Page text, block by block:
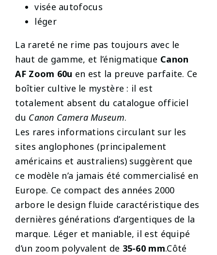
visée autofocus
léger
La rareté ne rime pas toujours avec le
haut de gamme, et l’énigmatique Canon
AF Zoom 60u en est la preuve parfaite. Ce
boîtier cultive le mystère : il est
totalement absent du catalogue officiel
du Canon Camera Museum.
Les rares informations circulant sur les
sites anglophones (principalement
américains et australiens) suggèrent que
ce modèle n’a jamais été commercialisé en
Europe. Ce compact des années 2000
arbore le design fluide caractéristique des
dernières générations d’argentiques de la
marque. Léger et maniable, il est équipé
d’un zoom polyvalent de 35-60 mm.Côté